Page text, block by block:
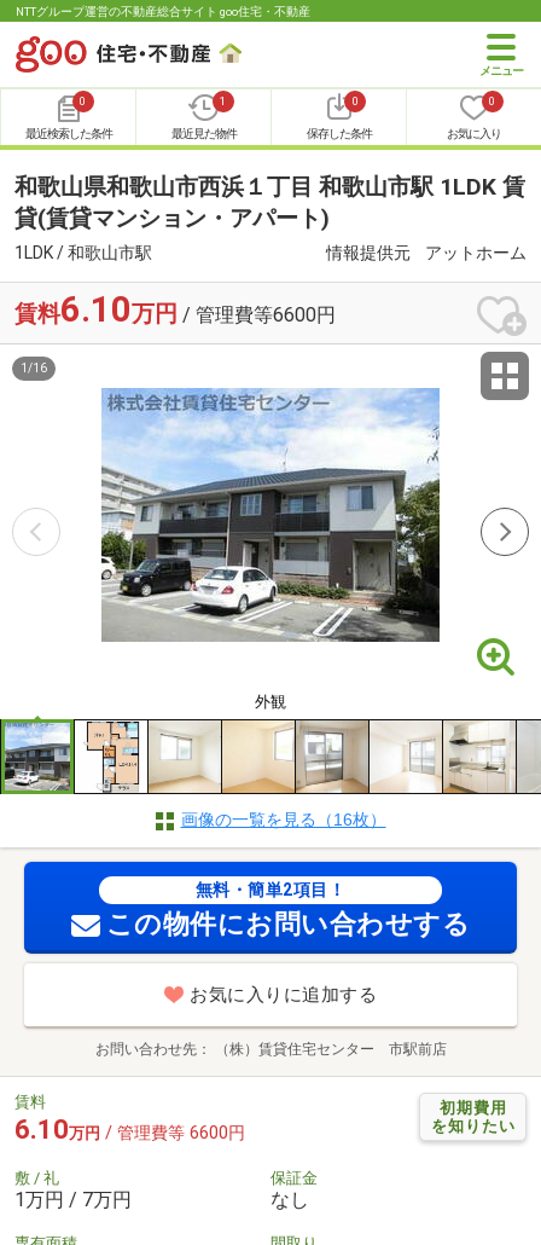
NTTグループ運営の不動産総合サイト goo住宅・不動産
0
最近検索した条件
1
最近見た物件
0
保存した条件
0
お気に入り
和歌山県和歌山市西浜１丁目 和歌山市駅 1LDK 賃
貸(賃貸マンション・アパート)
1LDK / 和歌山市駅 情報提供元 アットホーム
賃料6.10万円 / 管理費等6600円
外観
1 /16
画像の一覧を見る（16枚）
無料・簡単2項目！
この物件にお問い合わせする
お気に入りに追加する
お問い合わせ先 （株）賃貸住宅センター 市駅前店
初期費用
を知りたい
賃料
6.10万円 / 管理費等 6600円
敷 / 礼
1万円 / 7万円
保証金
なし